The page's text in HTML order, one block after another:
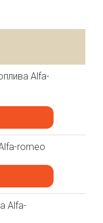
Alfa-
romeo
Alfa-